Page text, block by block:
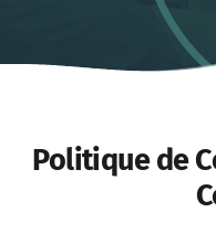
Politique de